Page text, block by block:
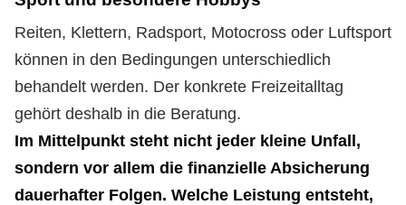
Reiten, Klettern, Radsport, Motocross oder Luftsport
können in den Bedingungen unterschiedlich
behandelt werden. Der konkrete Freizeitalltag
gehört deshalb in die Beratung.
Im Mittelpunkt steht nicht jeder kleine Unfall,
sondern vor allem die finanzielle Absicherung
dauerhafter Folgen. Welche Leistung entsteht,